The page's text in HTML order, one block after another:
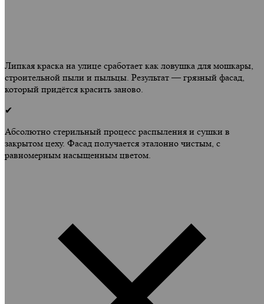
Липкая краска на улице сработает как ловушка для мошкары,
строительной пыли и пыльцы. Результат — грязный фасад,
который придётся красить заново.
✔
Абсолютно стерильный процесс распыления и сушки в
закрытом цеху. Фасад получается эталонно чистым, с
равномерным насыщенным цветом.